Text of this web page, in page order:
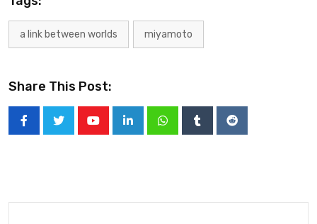
a link between worlds miyamoto
Share This Post: